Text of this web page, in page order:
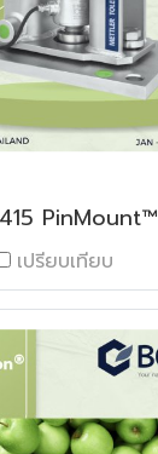
PinMount™
เปรียบเทียบ